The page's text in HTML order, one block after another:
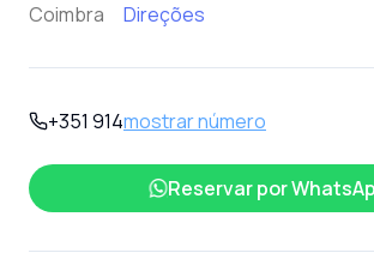
Coimbra
Direções
+351 914mostrar número
Reservar por